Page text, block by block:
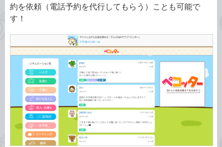
約を依頼（電話予約を代行してもらう）ことも可能で
す！